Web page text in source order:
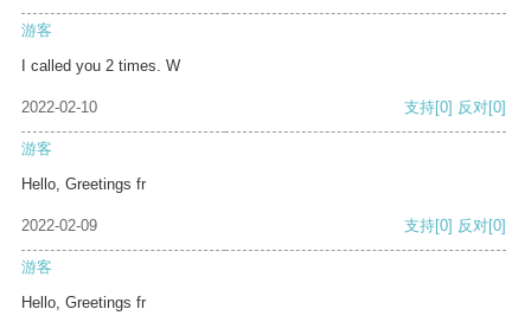
游客
I called you 2 times. W
2022-02-10 支持[0] 反对[0]
游客
Hello, Greetings fr
2022-02-09 支持[0] 反对[0]
游客
Hello, Greetings fr